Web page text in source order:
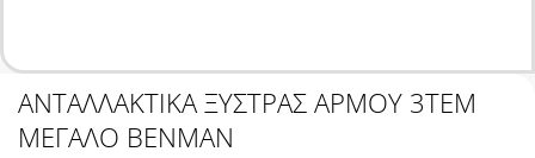
ΑΝΤΑΛΛΑΚΤΙΚΑ ΞΥΣΤΡΑΣ ΑΡΜΟΥ 3ΤΕΜ
ΜΕΓΑΛΟ BENMAN